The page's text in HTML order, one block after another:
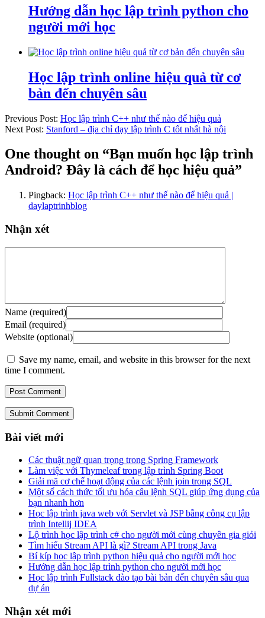
Hướng dẫn học lập trình python cho
người mới học
Học lập trình online hiệu quả từ cơ
bản đến chuyên sâu
Previous Post: Học lập trình C++ như thế nào để hiệu quả
Next Post: Stanford – địa chỉ dạy lập trình C tốt nhất hà nội
One thought on “Bạn muốn học lập trình
Android? Đây là cách để học hiệu quả”
Pingback: Học lập trình C++ như thế nào để hiệu quả |
daylaptrinhblog
Nhận xét
Name (required)
Email (required)
Website (optional)
Save my name, email, and website in this browser for the next
time I comment.
Submit Comment
Bài viết mới
Các thuật ngữ quan trọng trong Spring Framework
Làm việc với Thymeleaf trong lập trình Spring Boot
Giải mã cơ chế hoạt động của các lệnh join trong SQL
Một số cách thức tối ưu hóa câu lệnh SQL giúp ứng dụng của
bạn nhanh hơn
Học lập trình java web với Servlet và JSP bằng công cụ lập
trình Intellij IDEA
Lộ trình học lập trình c# cho người mới cùng chuyên gia giỏi
Tìm hiểu Stream API là gì? Stream API trong Java
Bí kíp học lập trình python hiệu quả cho người mới học
Hướng dẫn học lập trình python cho người mới học
Học lập trình Fullstack đào tạo bài bản đến chuyên sâu qua
dự án
Nhận xét mới